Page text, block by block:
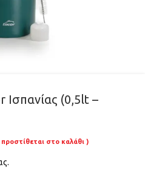
Ισπανίας (0,5lt –
στο καλάθι )